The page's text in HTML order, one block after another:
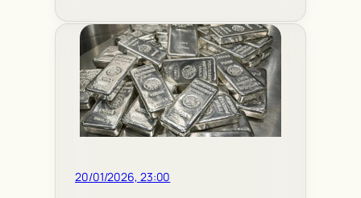
20/01/2026, 23:00